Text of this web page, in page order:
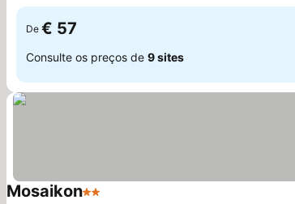
De € 57
Consulte os preços de 9 sites
Mosaikon2 Estrelas